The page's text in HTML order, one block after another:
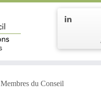
Membres du Conseil